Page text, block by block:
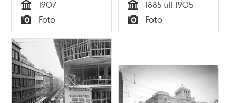
Tid
1907
Typ
Foto
29 med Hôtel du
Suedè och Klara
Östra Kyrkogata
Tid
1885 till 1905
Typ
Foto